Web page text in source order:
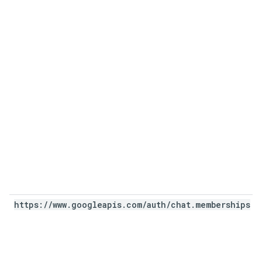
https: //www. googleapis. com/auth/chat. memberships